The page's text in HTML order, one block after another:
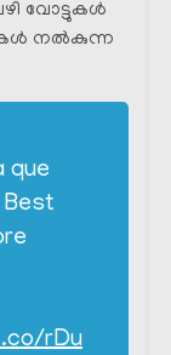
വോട്ടുകൾ
നൽകുന്ന
que
Best
rDu